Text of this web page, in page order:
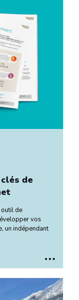
de
outil de
vos
un indépendant
...